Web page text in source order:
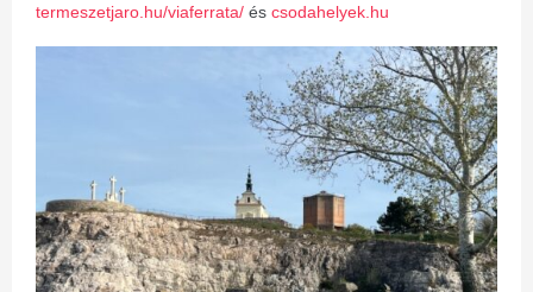
termeszetjaro.hu/viaferrata/ és csodahelyek.hu